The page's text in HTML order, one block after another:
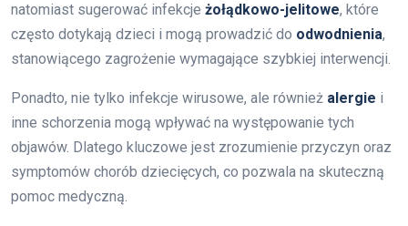
natomiast sugerować infekcje żołądkowo-jelitowe, które
często dotykają dzieci i mogą prowadzić do odwodnienia,
stanowiącego zagrożenie wymagające szybkiej interwencji.
Ponadto, nie tylko infekcje wirusowe, ale również alergie i
inne schorzenia mogą wpływać na występowanie tych
objawów. Dlatego kluczowe jest zrozumienie przyczyn oraz
symptomów chorób dziecięcych, co pozwala na skuteczną
pomoc medyczną.